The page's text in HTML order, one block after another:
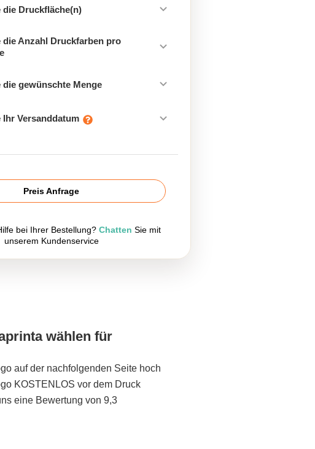
die Druckfläche(n)
die Anzahl Druckfarben pro
die gewünschte Menge
Ihr Versanddatum
Preis Anfrage
bei Ihrer Bestellung? Chatten Sie mit
unserem Kundenservice
wählen für
auf der nachfolgenden Seite hoch
KOSTENLOS vor dem Druck
eine Bewertung von 9,3